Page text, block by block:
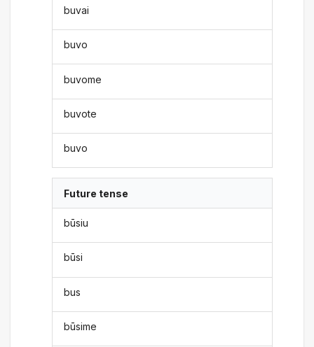
buvai
buvo
buvome
buvote
buvo
Future tense
būsiu
būsi
bus
būsime